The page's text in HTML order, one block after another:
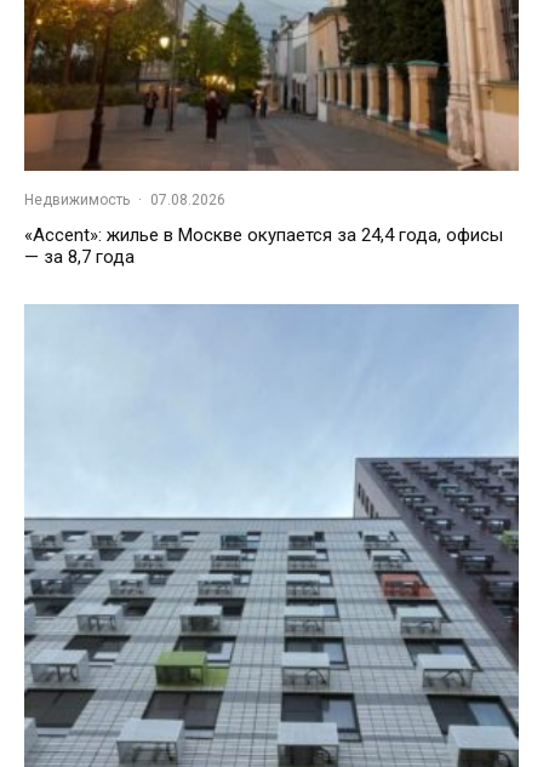
Недвижимость · 07.08.2026
«Accent»: жилье в Москве окупается за 24,4 года, офисы
— за 8,7 года